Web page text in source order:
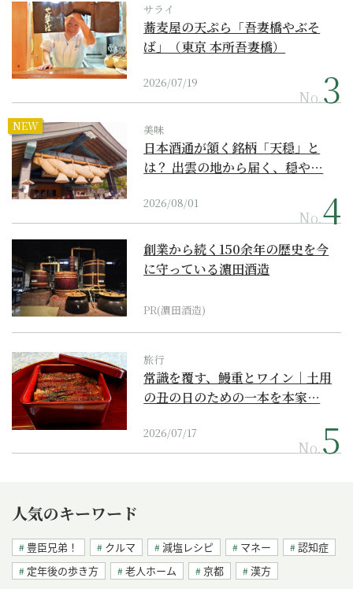
サライ
蕎麦屋の天ぷら「吾妻橋やぶそ
ば」（東京 本所吾妻橋）
2026/07/19
No.
NEW 美味
日本酒通が頷く銘柄「天穏」と
は？ 出雲の地から届く、穏や…
2026/08/01
No.
創業から続く150余年の歴史を今
に守っている濵田酒造
PR(濵田酒造)
旅行
常識を覆す、鰻重とワイン｜土用
の丑の日のための一本を本家…
2026/07/17
No.
人気のキーワード
豊臣兄弟！ クルマ 減塩レシピ マネー
認知症
定年後の歩き方
老人ホーム 京都 漢方